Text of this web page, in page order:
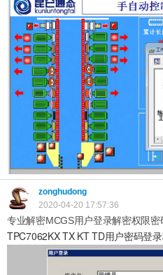
zonghudong
2020-04-20 17:57:36
专业解密MCGS用户登录解密权限密
TPC7062KX TX KT TD用户密码登